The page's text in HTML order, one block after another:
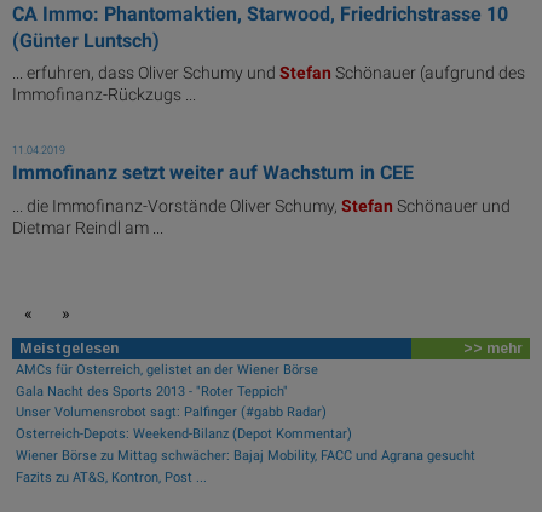
CA Immo: Phantomaktien, Starwood, Friedrichstrasse 10
(Günter Luntsch)
... erfuhren, dass Oliver Schumy und Stefan Schönauer (aufgrund des
Immofinanz-Rückzugs ...
11.04.2019
Immofinanz setzt weiter auf Wachstum in CEE
... die Immofinanz-Vorstände Oliver Schumy, Stefan Schönauer und
Dietmar Reindl am ...
« »
Meistgelesen >> mehr
AMCs für Österreich, gelistet an der Wiener Börse
Gala Nacht des Sports 2013 - "Roter Teppich"
Unser Volumensrobot sagt: Palfinger (#gabb Radar)
Österreich-Depots: Weekend-Bilanz (Depot Kommentar)
Wiener Börse zu Mittag schwächer: Bajaj Mobility, FACC und Agrana gesucht
Fazits zu AT&S, Kontron, Post ...